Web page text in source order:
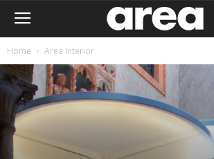
Home Area Interior